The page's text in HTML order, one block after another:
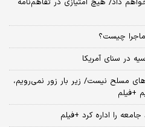
داد/ هیچ امتیازی در تفاهم‌نامه
چیست؟
در سنای آمریکا
مسلح نیست/ زیر بار زور نمی‌رویم،
+فیلم
را اداره کرد +فیلم